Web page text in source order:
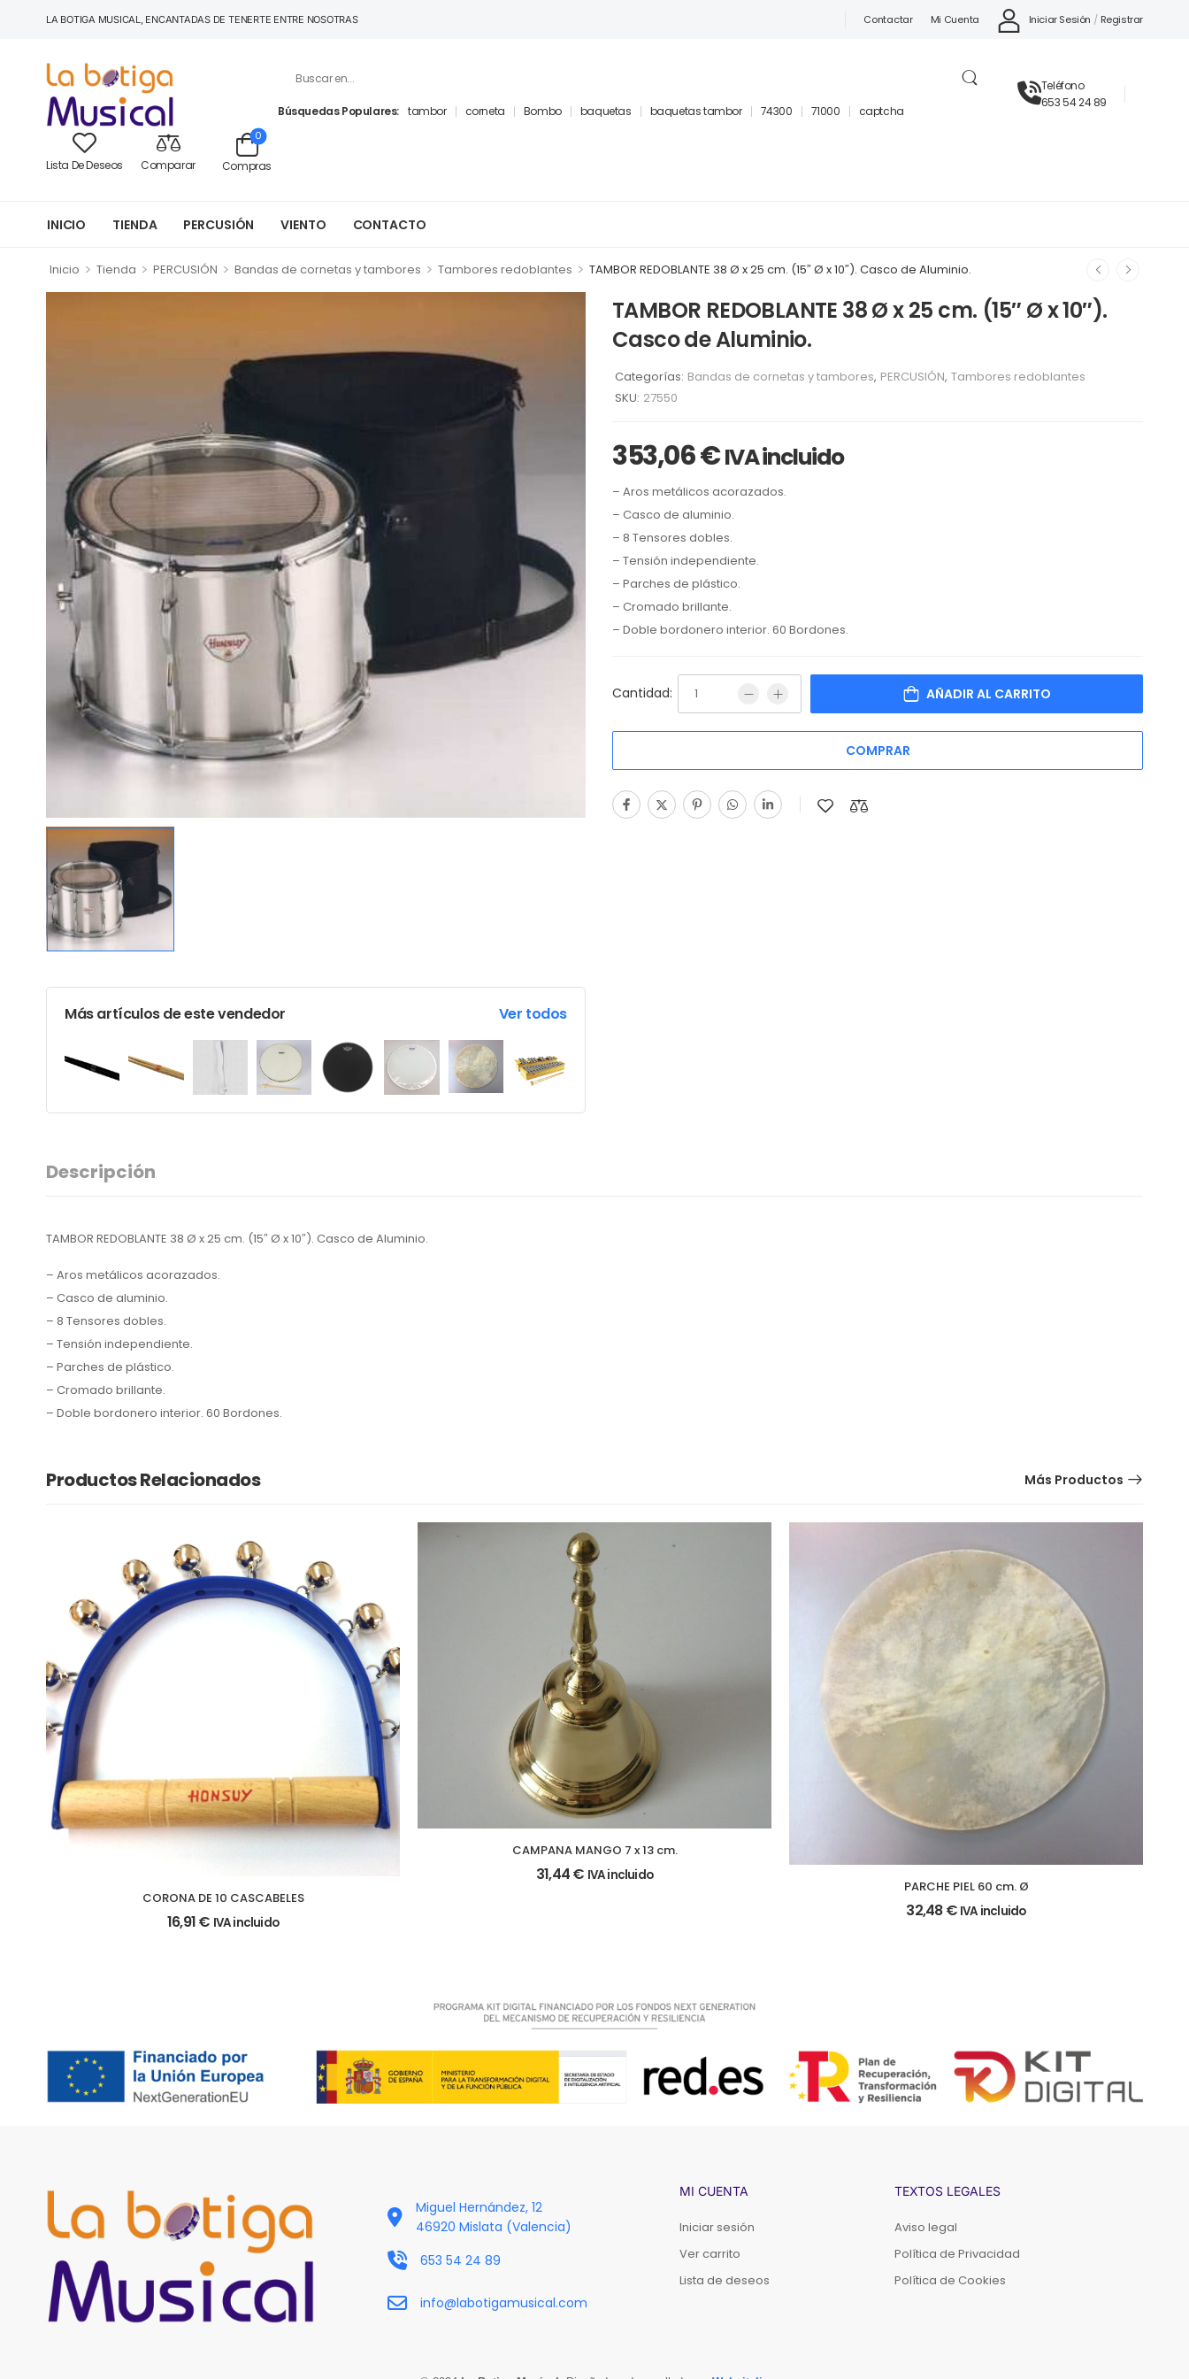
LA BOTIGA MUSICAL, ENCANTADAS DE TENERTE ENTRE NOSOTRAS Contactar Mi Cuenta Iniciar Sesión / Registrar
Búsquedas Populares: tambor corneta Bombo baquetas baquetas tambor 74300 71000 captcha
Teléfono
653 54 24 89
Lista De Deseos Comparar Compras
0
INICIO TIENDA PERCUSIÓN VIENTO CONTACTO
Inicio > Tienda > PERCUSIÓN > Bandas de cornetas y tambores > Tambores redoblantes > TAMBOR REDOBLANTE 38 Ø x 25 cm. (15″ Ø x 10″). Casco de Aluminio.
Más artículos de este vendedor Ver todos
TAMBOR REDOBLANTE 38 Ø x 25 cm. (15″ Ø x 10″).
Casco de Aluminio.
Categorías: Bandas de cornetas y tambores, PERCUSIÓN, Tambores redoblantes
SKU: 27550
353,06€ IVA incluido
– Aros metálicos acorazados.
– Casco de aluminio.
– 8 Tensores dobles.
– Tensión independiente.
– Parches de plástico.
– Cromado brillante.
– Doble bordonero interior. 60 Bordones.
Cantidad: AÑADIR AL CARRITO
COMPRAR
Descripción
TAMBOR REDOBLANTE 38 Ø x 25 cm. (15″ Ø x 10″). Casco de Aluminio.
– Aros metálicos acorazados.
– Casco de aluminio.
– 8 Tensores dobles.
– Tensión independiente.
– Parches de plástico.
– Cromado brillante.
– Doble bordonero interior. 60 Bordones.
Productos Relacionados Más Productos
CORONA DE 10 CASCABELES
16,91€ IVA incluido
CAMPANA MANGO 7 x 13 cm.
31,44€ IVA incluido
PARCHE PIEL 60 cm. Ø
32,48€ IVA incluido
Miguel Hernández, 12
46920 Mislata (Valencia)
653 54 24 89
info@labotigamusical.com
MI CUENTA
Iniciar sesión
Ver carrito
Lista de deseos
TEXTOS LEGALES
Aviso legal
Política de Privacidad
Política de Cookies